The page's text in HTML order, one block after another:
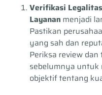
Verifikasi
Layanan menjadi
Pastikan
yang sah dan
Periksa review
sebelumnya untuk
objektif tentang